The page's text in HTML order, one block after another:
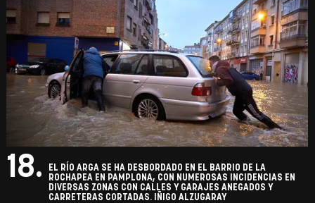
18.
EL RÍO ARGA SE HA DESBORDADO EN EL BARRIO DE LA
ROCHAPEA EN PAMPLONA, CON NUMEROSAS INCIDENCIAS EN
DIVERSAS ZONAS CON CALLES Y GARAJES ANEGADOS Y
CARRETERAS CORTADAS. IÑIGO ALZUGARAY